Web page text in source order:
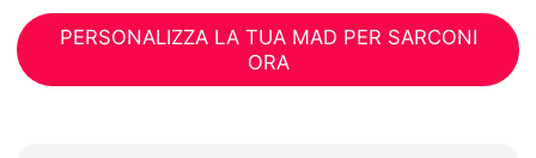
PERSONALIZZA LA TUA MAD PER SARCONI
ORA